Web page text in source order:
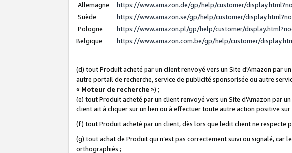
Allemagne
https://www.amazon.de/gp/help/customer/
Suède
https://www.amazon.se/gp/help/customer/
Pologne
https://www.amazon.pl/gp/help/customer/
Belgique
https://www.amazon.com.be/gp/help/customer/
(d) tout Produit acheté par un client renvoyé vers un Site d'Amazon par
autre portail de recherche, service de publicité sponsorisée ou autre
« Moteur de recherche ») ;
(e) tout Produit acheté par un client renvoyé vers un Site d'Amazon par
client ait à cliquer sur un lien ou à effectuer toute autre action positive
(f) tout Produit acheté par un client, dès lors que ledit client ne respecte
(g) tout achat de Produit qui n’est pas correctement suivi ou signalé, car
orthographiés ;